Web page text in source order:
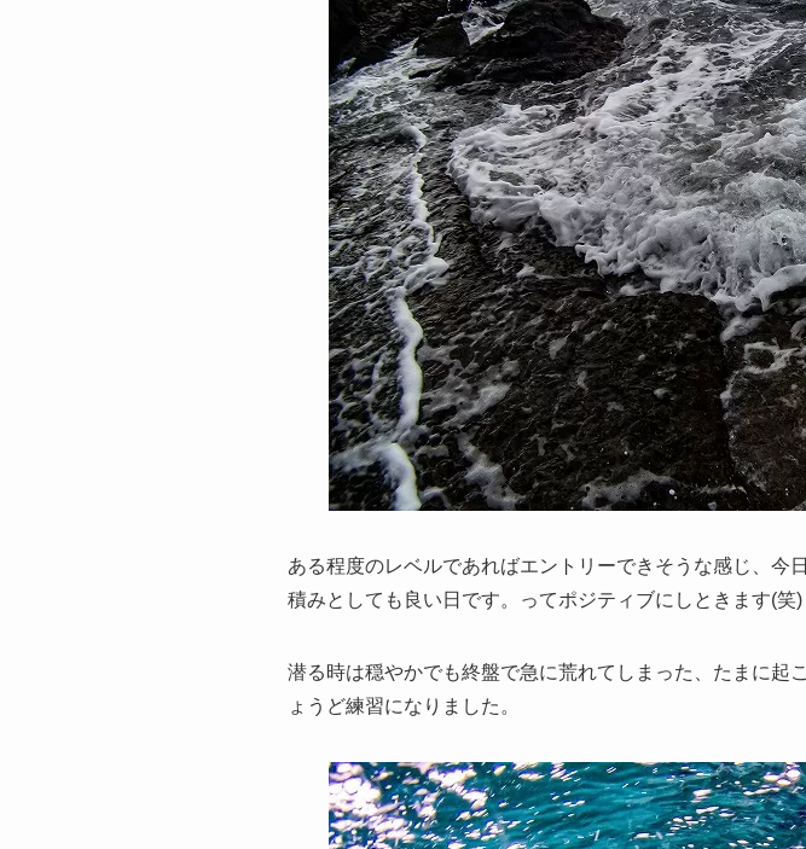
ある程度のレベルであればエントリーできそうな感じ、今
積みとしても良い日です。ってポジティブにしときます(笑)
潜る時は穏やかでも終盤で急に荒れてしまった、たまに起
ょうど練習になりました。